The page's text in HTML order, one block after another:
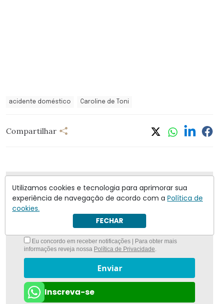
acidente doméstico Caroline de Toni
Compartilhar
Nunca foi tão fácil ficar bem informado com
Antagonista
Eu concordo em receber notificações | Para obter mais
informações reveja nossa Política de Privacidade.
Enviar
Inscreva-se
Utilizamos cookies e tecnologia para aprimorar sua
experiência de navegação de acordo com a Política de
cookies.
FECHAR